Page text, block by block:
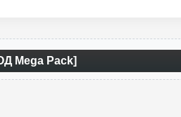
Mega Pack]